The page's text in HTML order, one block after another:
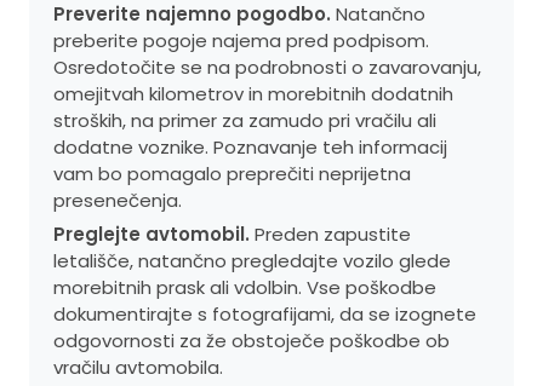
Preverite najemno pogodbo. Natančno
preberite pogoje najema pred podpisom.
Osredotočite se na podrobnosti o zavarovanju,
omejitvah kilometrov in morebitnih dodatnih
stroških, na primer za zamudo pri vračilu ali
dodatne voznike. Poznavanje teh informacij
vam bo pomagalo preprečiti neprijetna
presenečenja.
Preglejte avtomobil. Preden zapustite
letališče, natančno pregledajte vozilo glede
morebitnih prask ali vdolbin. Vse poškodbe
dokumentirajte s fotografijami, da se izognete
odgovornosti za že obstoječe poškodbe ob
vračilu avtomobila.